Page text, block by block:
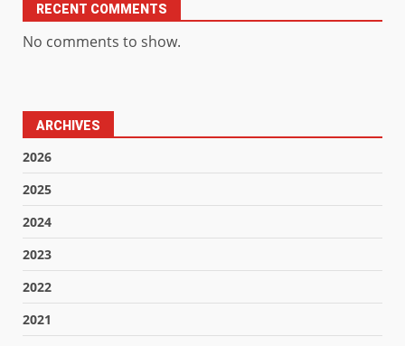
RECENT COMMENTS
No comments to show.
ARCHIVES
2026
2025
2024
2023
2022
2021